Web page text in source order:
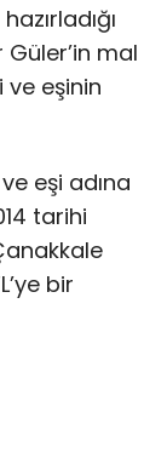
mal
ve eşinin
eşi adına
tarihi
bir